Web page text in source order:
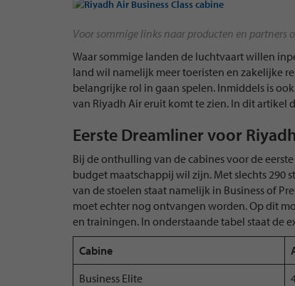
Voor sommige links naar producten en partners
Waar sommige landen de luchtvaart willen
land wil namelijk meer toeristen en zakelijke
belangrijke rol in gaan spelen. Inmiddels is
van Riyadh Air eruit komt te zien. In dit artikel
Eerste Dreamliner voor
Bij de onthulling van de cabines voor de
budget maatschappij wil zijn. Met slechts 290
van de stoelen staat namelijk in Business of
moet echter nog ontvangen worden. Op dit
en trainingen. In onderstaande tabel staat de
Cabine
Business Elite